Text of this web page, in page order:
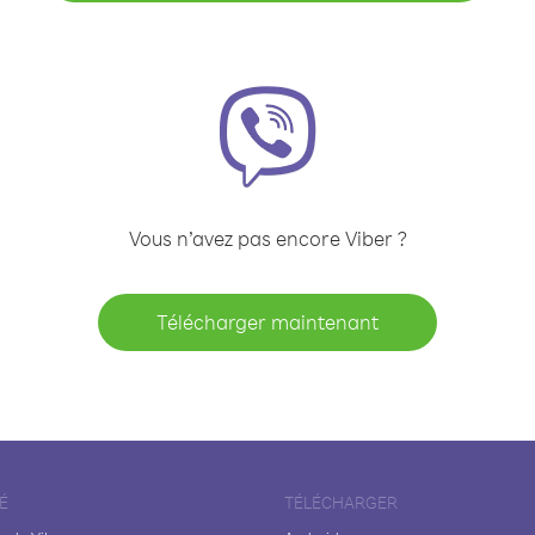
Vous n’avez pas encore Viber ?
Télécharger maintenant
TÉLÉCHARGER